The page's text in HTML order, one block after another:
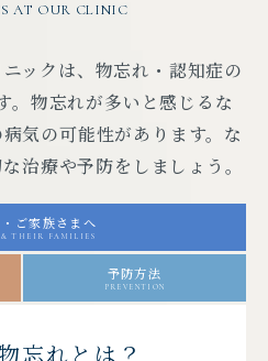
AT OUR CLINIC
ックは、物忘れ・認知症の
。物忘れが多いと感じるな
気の可能性があります。な
治療や予防をしましょう。
予防方法
PREVENTION
ご家族さまへ
& THEIR FAMILIES
忘れとは？ご家族様へ